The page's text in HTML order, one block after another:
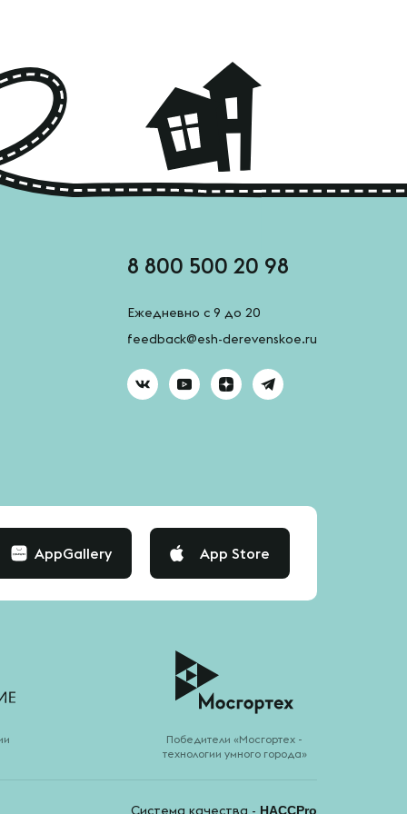
8 800 500 20 98
Ежедневно с 9 до 20
feedback@esh-derevenskoe.ru
AppGallery App Store
Победители «Мосгортех -
технологии умного города»
Система качества - HACCPro